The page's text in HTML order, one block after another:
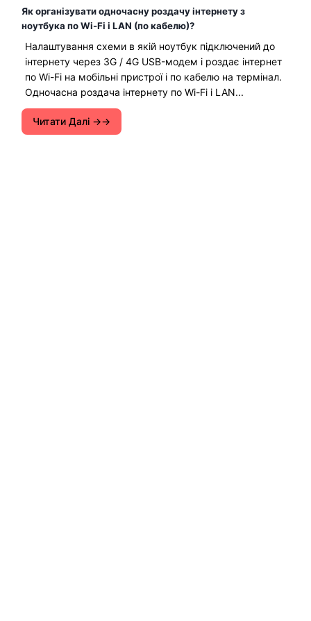
Як організувати одночасну роздачу інтернету з
ноутбука по Wi-Fi і LAN (по кабелю)?
Налаштування схеми в якій ноутбук підключений до
інтернету через 3G / 4G USB-модем і роздає інтернет
по Wi-Fi на мобільні пристрої і по кабелю на термінал.
Одночасна роздача інтернету по Wi-Fi і LAN...
Читати Далі →